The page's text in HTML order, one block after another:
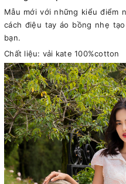
Mẫu mới với những kiểu điểm
cách điệu tay áo bồng nhẹ
bạn.
Chất liệu: vải kate 100%cotton